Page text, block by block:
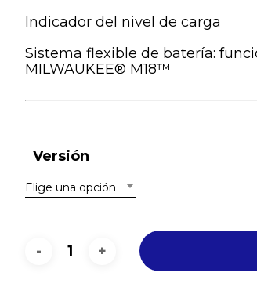
Indicador del nivel de carga
Sistema flexible de batería:
MILWAUKEE® M18™
Versión
Elige una opción